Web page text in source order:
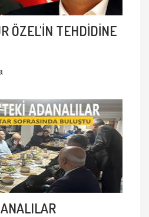
ÖZEL'İN TEHDİDİNE